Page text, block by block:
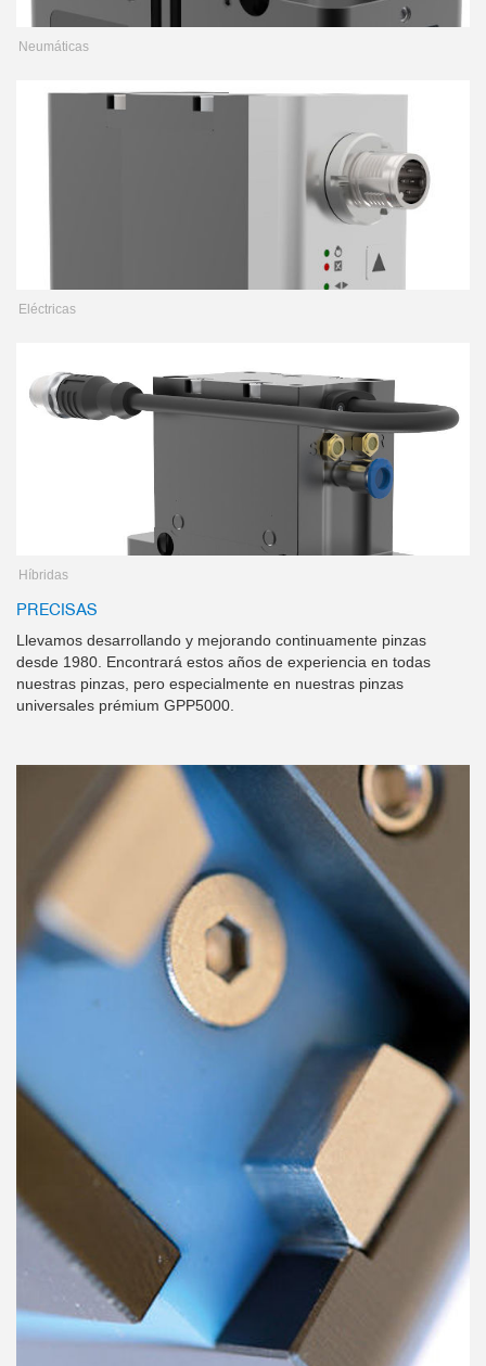
Neumáticas
Eléctricas
Híbridas
PRECISAS
Llevamos desarrollando y mejorando continuamente pinzas
desde 1980. Encontrará estos años de experiencia en todas
nuestras pinzas, pero especialmente en nuestras pinzas
universales prémium GPP5000.